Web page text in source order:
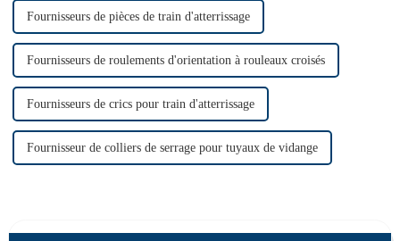
Fournisseurs de pièces de train d'atterrissage
Fournisseurs de roulements d'orientation à rouleaux croisés
Fournisseurs de crics pour train d'atterrissage
Fournisseur de colliers de serrage pour tuyaux de vidange